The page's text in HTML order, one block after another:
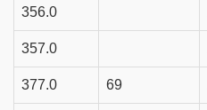
356.0
357.0
377.0 69